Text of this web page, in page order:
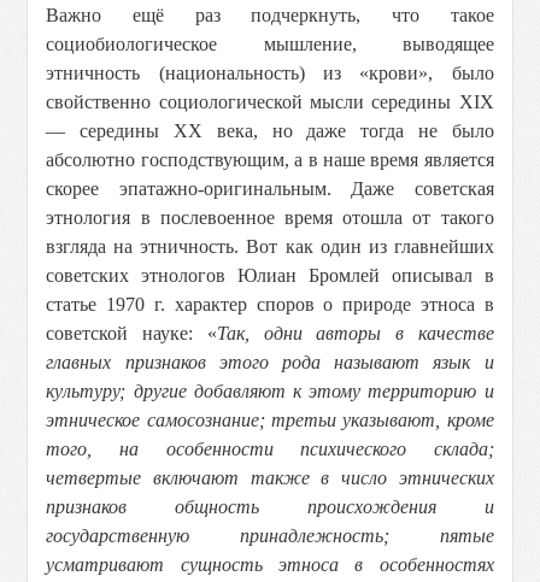
Важно ещё раз подчеркнуть, что такое
социобиологическое мышление, выводящее
этничность (национальность) из «крови», было
свойственно социологической мысли середины XIX
— середины XX века, но даже тогда не было
абсолютно господствующим, а в наше время является
скорее эпатажно-оригинальным. Даже советская
этнология в послевоенное время отошла от такого
взгляда на этничность. Вот как один из главнейших
советских этнологов Юлиан Бромлей описывал в
статье 1970 г. характер споров о природе этноса в
советской науке: «Так, одни авторы в качестве
главных признаков этого рода называют язык и
культуру; другие добавляют к этому территорию и
этническое самосознание; третьи указывают, кроме
того, на особенности психического склада;
четвертые включают также в число этнических
признаков общность происхождения и
государственную принадлежность; пятые
усматривают сущность этноса в особенностях